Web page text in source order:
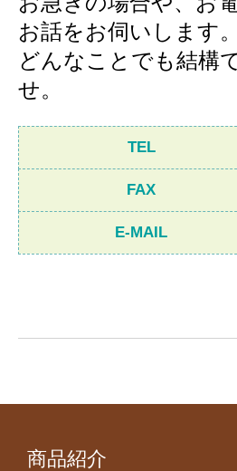
お話をお伺いします。
どんなことでも結構
せ。
TEL
FAX
E-MAIL
商品紹介